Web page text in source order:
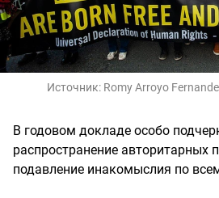
Источник: Romy Arroyo
В годовом докладе особо
распространение авторитарных
подавление инакомыслия по